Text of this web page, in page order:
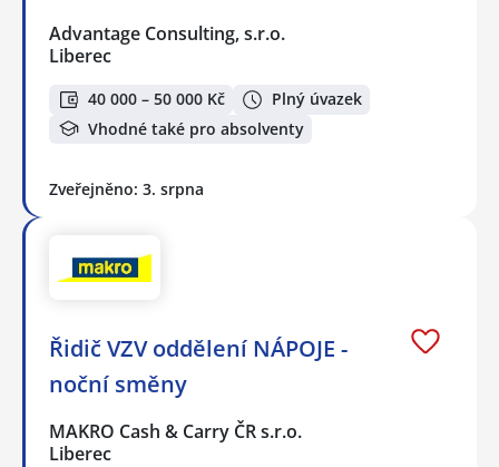
Advantage Consulting, s.r.o.
Liberec
40 000 – 50 000 Kč
Plný úvazek
Vhodné také pro absolventy
Zveřejněno: 3. srpna
Řidič VZV oddělení NÁPOJE -
noční směny
MAKRO Cash & Carry ČR s.r.o.
Liberec